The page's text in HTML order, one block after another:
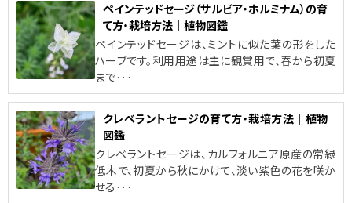
ペインテッドセージ（サルビア・ホルミナム）の育
て方・栽培方法｜植物図鑑
ペインテッドセージは、ミントに似た葉の形をした
ハーブです。利用用途は主に観賞用で、春から初夏
まで···
クレベラントセージの育て方・栽培方法｜植物
図鑑
クレベラントセージは、カルフォルニア原産の常緑
低木で、初夏から秋にかけて、淡い紫色の花を咲か
せる···